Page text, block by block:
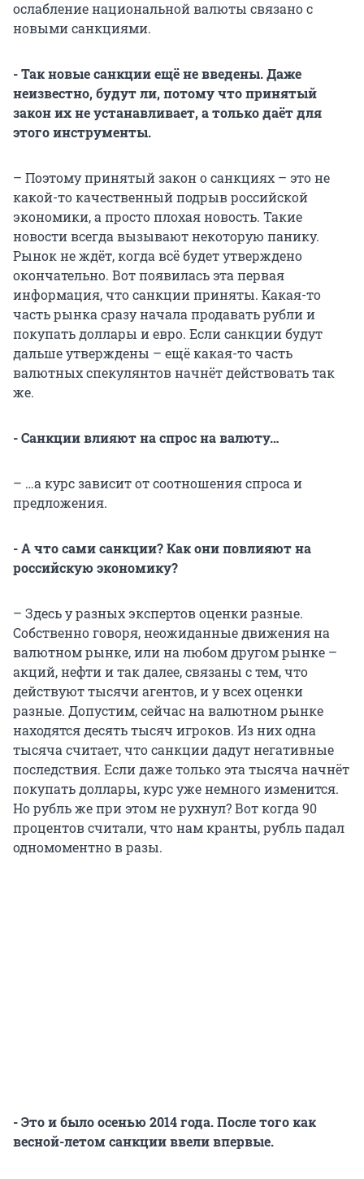
ослабление национальной валюты связано с
новыми санкциями.
- Так новые санкции ещё не введены. Даже
неизвестно, будут ли, потому что принятый
закон их не устанавливает, а только даёт для
этого инструменты.
– Поэтому принятый закон о санкциях – это не
какой-то качественный подрыв российской
экономики, а просто плохая новость. Такие
новости всегда вызывают некоторую панику.
Рынок не ждёт, когда всё будет утверждено
окончательно. Вот появилась эта первая
информация, что санкции приняты. Какая-то
часть рынка сразу начала продавать рубли и
покупать доллары и евро. Если санкции будут
дальше утверждены – ещё какая-то часть
валютных спекулянтов начнёт действовать так
же.
- Санкции влияют на спрос на валюту…
– …а курс зависит от соотношения спроса и
предложения.
- А что сами санкции? Как они повлияют на
российскую экономику?
– Здесь у разных экспертов оценки разные.
Собственно говоря, неожиданные движения на
валютном рынке, или на любом другом рынке –
акций, нефти и так далее, связаны с тем, что
действуют тысячи агентов, и у всех оценки
разные. Допустим, сейчас на валютном рынке
находятся десять тысяч игроков. Из них одна
тысяча считает, что санкции дадут негативные
последствия. Если даже только эта тысяча начнёт
покупать доллары, курс уже немного изменится.
Но рубль же при этом не рухнул? Вот когда 90
процентов считали, что нам кранты, рубль падал
одномоментно в разы.
- Это и было осенью 2014 года. После того как
весной-летом санкции ввели впервые.